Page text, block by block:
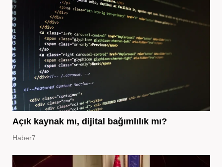
Açık kaynak mı, dijital bağımlılık mı?
Haber7